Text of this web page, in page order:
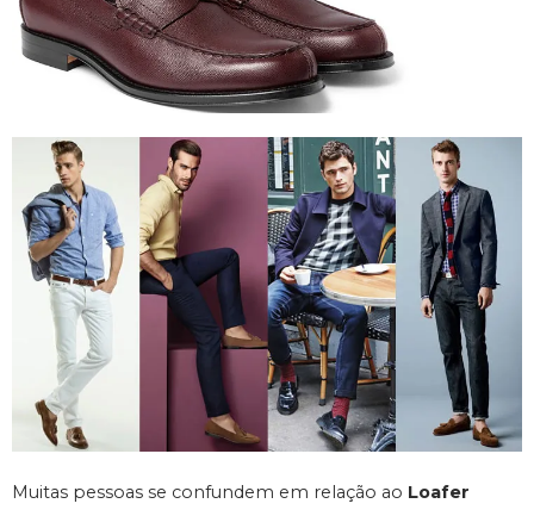
Muitas pessoas se confundem em relação ao Loafer